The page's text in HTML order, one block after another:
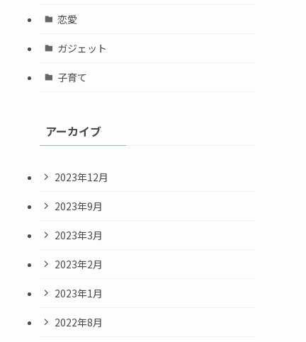
恋愛
ガジェット
子育て
アーカイブ
2023年12月
2023年9月
2023年3月
2023年2月
2023年1月
2022年8月